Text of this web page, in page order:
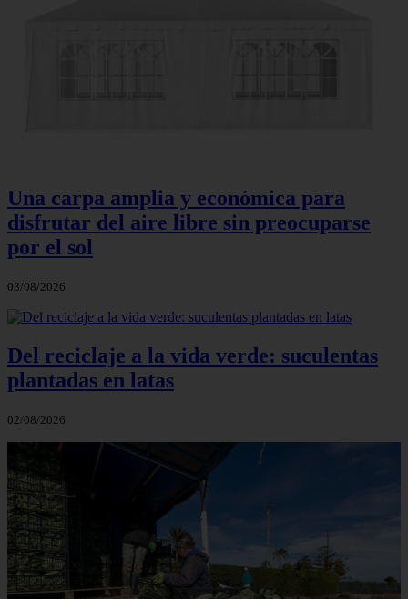
Una carpa amplia y económica para
disfrutar del aire libre sin preocuparse
por el sol
03/08/2026
Del reciclaje a la vida verde: suculentas
plantadas en latas
02/08/2026